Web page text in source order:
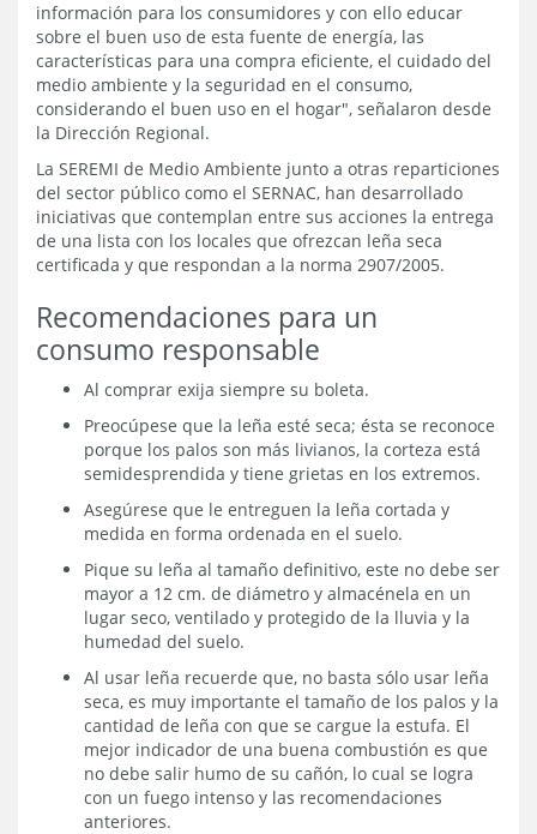
información para los consumidores y con ello educar
sobre el buen uso de esta fuente de energía, las
características para una compra eficiente, el cuidado del
medio ambiente y la seguridad en el consumo,
considerando el buen uso en el hogar", señalaron desde
la Dirección Regional.
La SEREMI de Medio Ambiente junto a otras reparticiones
del sector público como el SERNAC, han desarrollado
iniciativas que contemplan entre sus acciones la entrega
de una lista con los locales que ofrezcan leña seca
certificada y que respondan a la norma 2907/2005.
Recomendaciones para un
consumo responsable
Al comprar exija siempre su boleta.
Preocúpese que la leña esté seca; ésta se reconoce
porque los palos son más livianos, la corteza está
semidesprendida y tiene grietas en los extremos.
Asegúrese que le entreguen la leña cortada y
medida en forma ordenada en el suelo.
Pique su leña al tamaño definitivo, este no debe ser
mayor a 12 cm. de diámetro y almacénela en un
lugar seco, ventilado y protegido de la lluvia y la
humedad del suelo.
Al usar leña recuerde que, no basta sólo usar leña
seca, es muy importante el tamaño de los palos y la
cantidad de leña con que se cargue la estufa. El
mejor indicador de una buena combustión es que
no debe salir humo de su cañón, lo cual se logra
con un fuego intenso y las recomendaciones
anteriores.